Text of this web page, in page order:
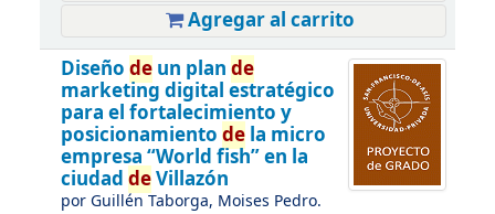
Agregar al carrito
Diseño deun plan de
marketing digital estratégico
para el fortalecimiento y
posicionamiento dela micro
empresa “World fish” en la
ciudad deVillazón
porGuillén Taborga, Moises Pedro.